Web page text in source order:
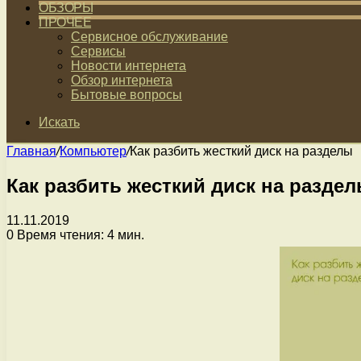
ОБЗОРЫ
ПРОЧЕЕ
Сервисное обслуживание
Сервисы
Новости интернета
Обзор интернета
Бытовые вопросы
Искать
Главная/Компьютер/Как разбить жесткий диск на разделы
Как разбить жесткий диск на
11.11.2019
0 Время чтения: 4 мин.